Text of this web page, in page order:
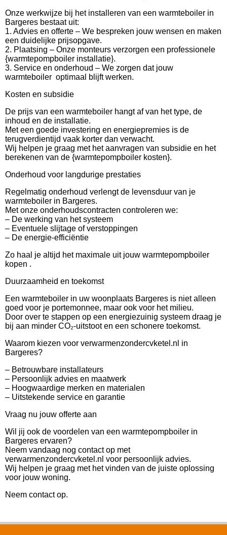
Onze werkwijze bij het installeren van een warmteboiler in
Bargeres bestaat uit:
1. Advies en offerte – We bespreken jouw wensen en maken
een duidelijke prijsopgave.
2. Plaatsing – Onze monteurs verzorgen een professionele
{warmtepompboiler installatie}.
3. Service en onderhoud – We zorgen dat jouw
warmteboiler optimaal blijft werken.
Kosten en subsidie
De prijs van een warmteboiler hangt af van het type, de
inhoud en de installatie.
Met een goede investering en energiepremies is de
terugverdientijd vaak korter dan verwacht.
Wij helpen je graag met het aanvragen van subsidie en het
berekenen van de {warmtepompboiler kosten}.
Onderhoud voor langdurige prestaties
Regelmatig onderhoud verlengt de levensduur van je
warmteboiler in Bargeres.
Met onze onderhoudscontracten controleren we:
– De werking van het systeem
– Eventuele slijtage of verstoppingen
– De energie-efficiëntie
Zo haal je altijd het maximale uit jouw warmtepompboiler
kopen .
Duurzaamheid en toekomst
Een warmteboiler in uw woonplaats Bargeres is niet alleen
goed voor je portemonnee, maar ook voor het milieu.
Door over te stappen op een energiezuinig systeem draag je
bij aan minder CO₂-uitstoot en een schonere toekomst.
Waarom kiezen voor verwarmenzondercvketel.nl in
Bargeres?
– Betrouwbare installateurs
– Persoonlijk advies en maatwerk
– Hoogwaardige merken en materialen
– Uitstekende service en garantie
Vraag nu jouw offerte aan
Wil jij ook de voordelen van een warmtepompboiler in
Bargeres ervaren?
Neem vandaag nog contact op met
verwarmenzondercvketel.nl voor persoonlijk advies.
Wij helpen je graag met het vinden van de juiste oplossing
voor jouw woning.
Neem contact op.